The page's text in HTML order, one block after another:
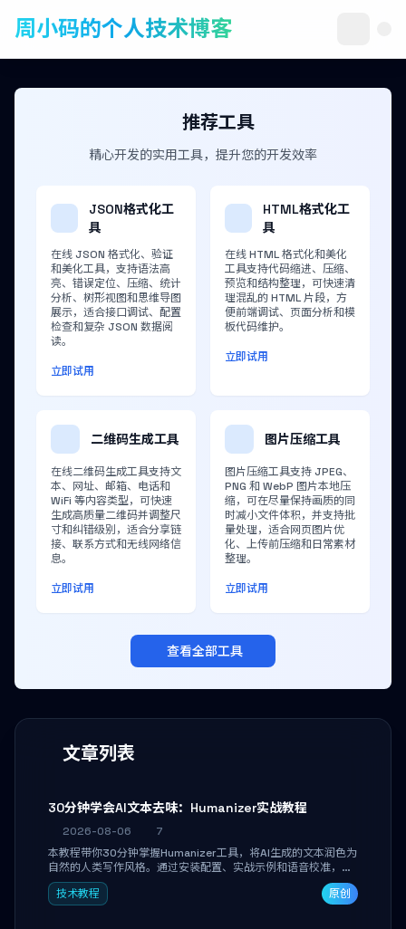
周小码的个人技术博客
文章列表
30分钟学会AI文本去味：Humanizer实战教程
2026-08-06
7
本教程带你30分钟掌握Humanizer工具，将AI生成的文本润色为
自然的人类写作风格。通过安装配置、实战示例和语音校准，让
你的内容告别AI痕迹，匹配个人写作习惯，适合内容创作者和技
术博主。
技术教程 原创
推荐工具
精心开发的实用工具，提升您的开发效率
JSON格式化工
具
在线 JSON 格式化、验证
和美化工具，支持语法高
亮、错误定位、压缩、统计
分析、树形视图和思维导图
展示，适合接口调试、配置
检查和复杂 JSON 数据阅
读。
立即试用
HTML格式化工
具
在线 HTML 格式化和美化
工具支持代码缩进、压缩、
预览和结构整理，可快速清
理混乱的 HTML 片段，方
便前端调试、页面分析和模
板代码维护。
立即试用
二维码生成工具
在线二维码生成工具支持文
本、网址、邮箱、电话和
WiFi 等内容类型，可快速
生成高质量二维码并调整尺
寸和纠错级别，适合分享链
接、联系方式和无线网络信
息。
立即试用
图片压缩工具
图片压缩工具支持 JPEG、
PNG 和 WebP 图片本地压
缩，可在尽量保持画质的同
时减小文件体积，并支持批
量处理，适合网页图片优
化、上传前压缩和日常素材
整理。
立即试用
查看全部工具